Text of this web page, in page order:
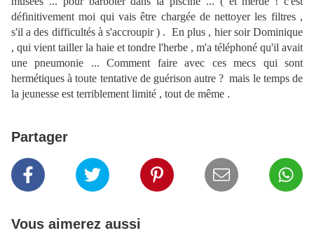
définitivement moi qui vais être chargée de nettoyer les filtres ,
s'il a des difficultés à s'accroupir ) . En plus , hier soir Dominique
, qui vient tailler la haie et tondre l'herbe , m'a téléphoné qu'il avait
une pneumonie ... Comment faire avec ces mecs qui sont
hermétiques à toute tentative de guérison autre ? mais le temps de
la jeunesse est terriblement limité , tout de même .
Partager
Vous aimerez aussi